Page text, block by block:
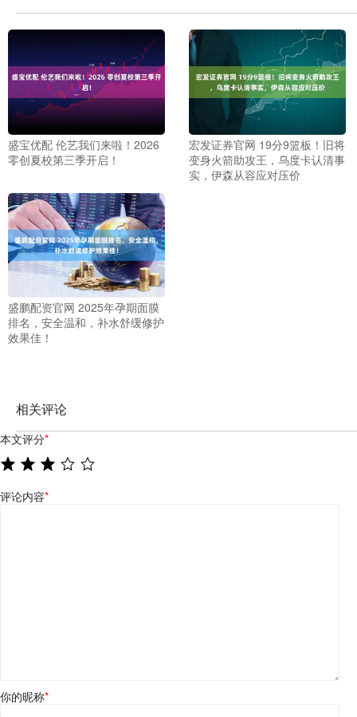
盛宝优配 伦艺我们来啦！2026
零创夏校第三季开启！
宏发证券官网 19分9篮板！旧将
变身火箭助攻王，乌度卡认清事
实，伊森从容应对压价
盛鹏配资官网 2025年孕期面膜
排名，安全温和，补水舒缓修护
效果佳！
相关评论
本文评分*
评论内容*
你的昵称*